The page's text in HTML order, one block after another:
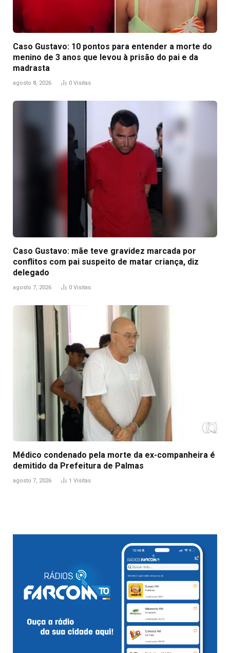
Caso Gustavo: 10 pontos para entender a morte do
menino de 3 anos que levou à prisão do pai e da
madrasta
agosto 8, 2026 0 Visitas
Caso Gustavo: mãe teve gravidez marcada por
conflitos com pai suspeito de matar criança, diz
delegado
agosto 7, 2026 0 Visitas
Médico condenado pela morte da ex-companheira é
demitido da Prefeitura de Palmas
agosto 7, 2026 1 Visitas